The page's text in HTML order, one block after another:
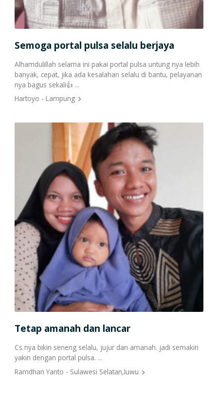
Cetak Struk Token & PPOB
Transaksi Via API
Semoga portal pulsa selalu berjaya
Alhamdulillah selama ini pakai portal pulsa untung nya lebih
banyak, cepat, jika ada kesalahan selalu di bantu, pelayanan
nya bagus sekali👍 ...
Hartoyo - Lampung
Tetap amanah dan lancar
Cs nya bikin seneng selalu, jujur dan amanah. jadi semakin
yakin dengan portal pulsa. ...
Ramdhan Yanto - Sulawesi Selatan,luwu